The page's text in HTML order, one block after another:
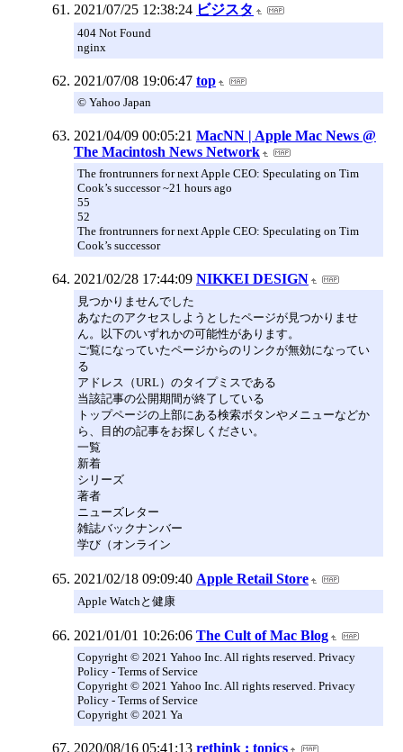
2021/07/25 12:38:24 ビジスタ
404 Not Found
nginx
2021/07/08 19:06:47 top
© Yahoo Japan
2021/04/09 00:05:21 MacNN | Apple Mac News @
The Macintosh News Network
The frontrunners for next Apple CEO: Speculating on Tim
Cook’s successor ~21 hours ago
55
52
The frontrunners for next Apple CEO: Speculating on Tim
Cook’s successor
2021/02/28 17:44:09 NIKKEI DESIGN
見つかりませんでした
あなたのアクセスしようとしたページが見つかりませ
ん。以下のいずれかの可能性があります。
ご覧になっていたページからのリンクが無効になってい
る
アドレス（URL）のタイプミスである
当該記事の公開期間が終了している
トップページの上部にある検索ボタンやメニューなどか
ら、目的の記事をお探しください。
一覧
新着
シリーズ
著者
ニューズレター
雑誌バックナンバー
学び（オンライン
2021/02/18 09:09:40 Apple Retail Store
Apple Watchと健康
2021/01/01 10:26:06 The Cult of Mac Blog
Copyright © 2021 Yahoo Inc. All rights reserved. Privacy
Policy - Terms of Service
Copyright © 2021 Yahoo Inc. All rights reserved. Privacy
Policy - Terms of Service
Copyright © 2021 Ya
2020/08/16 05:41:13 rethink : topics